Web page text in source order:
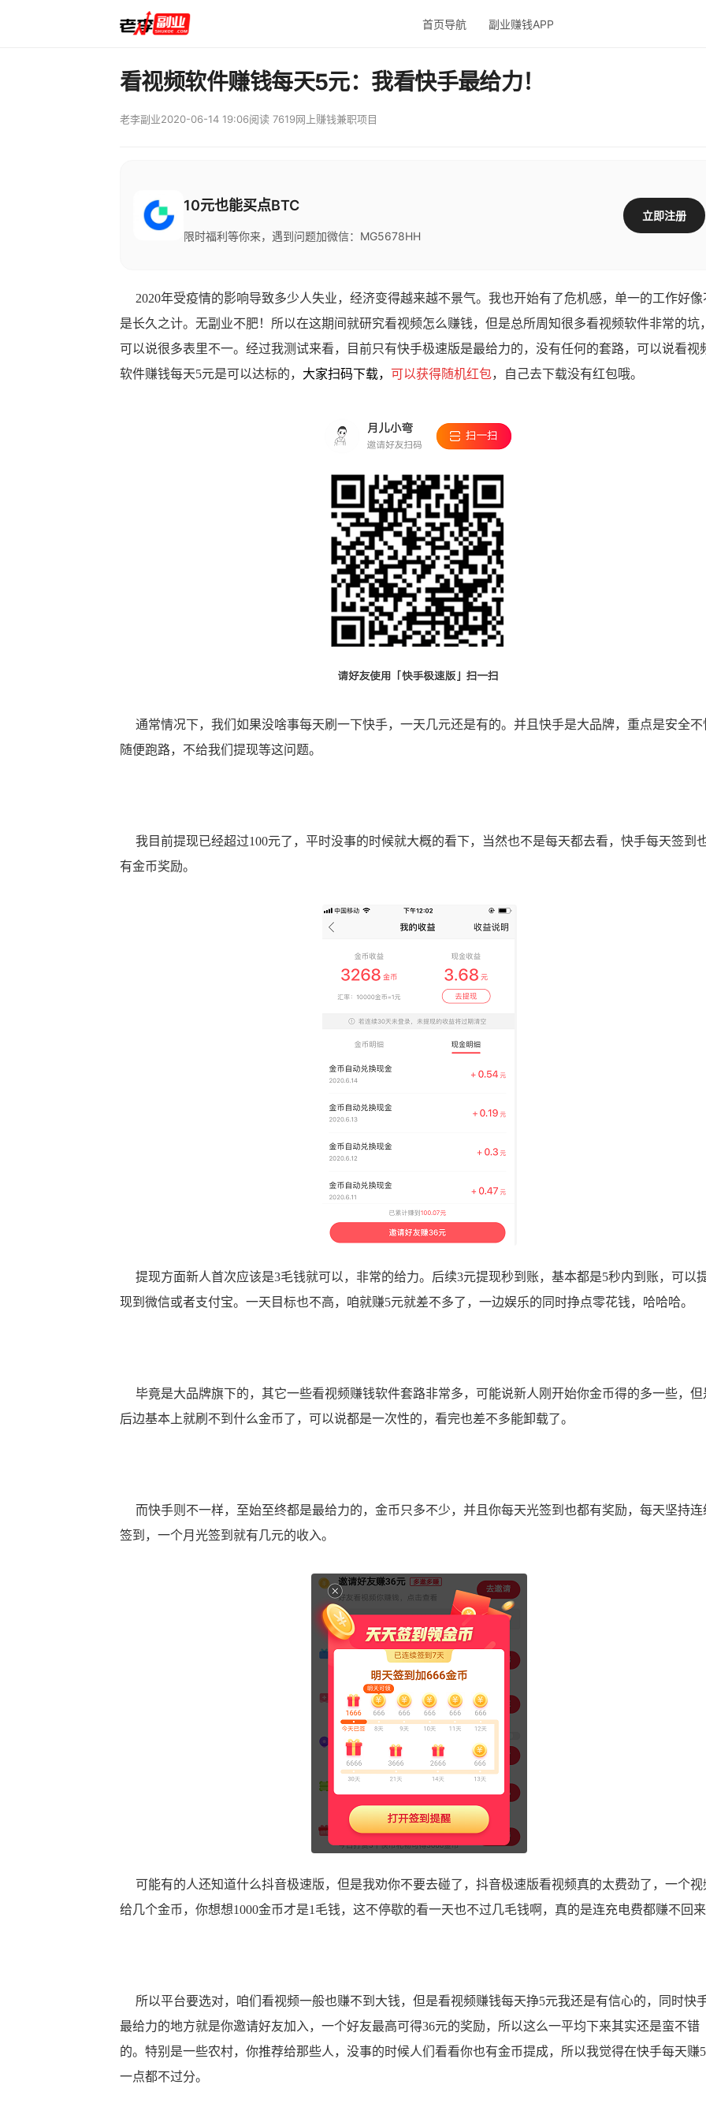
首页导航 副业赚钱APP
看视频软件赚钱每天5元：我看快手最给力！
老李副业2020-06-14 19:06阅读 7619网上赚钱兼职项目
10元也能买点BTC
限时福利等你来，遇到问题加微信：MG5678HH
立即注册
2020年受疫情的影响导致多少人失业，经济变得越来越不景气。我也开始有了危机感，单一的工作好像
是长久之计。无副业不肥！所以在这期间就研究看视频怎么赚钱，但是总所周知很多看视频软件非常的坑
可以说很多表里不一。经过我测试来看，目前只有快手极速版是最给力的，没有任何的套路，可以说看视
软件赚钱每天5元是可以达标的， 大家扫码下载， 可以获得随机红包，自己去下载没有红包哦。
通常情况下，我们如果没啥事每天刷一下快手，一天几元还是有的。并且快手是大品牌，重点是安全不
随便跑路，不给我们提现等这问题。
我目前提现已经超过100元了，平时没事的时候就大概的看下，当然也不是每天都去看，快手每天签到
有金币奖励。
提现方面新人首次应该是3毛钱就可以，非常的给力。后续3元提现秒到账，基本都是5秒内到账，可以
现到微信或者支付宝。一天目标也不高，咱就赚5元就差不多了，一边娱乐的同时挣点零花钱，哈哈哈。
毕竟是大品牌旗下的，其它一些看视频赚钱软件套路非常多，可能说新人刚开始你金币得的多一些，但
后边基本上就刷不到什么金币了，可以说都是一次性的，看完也差不多能卸载了。
而快手则不一样，至始至终都是最给力的，金币只多不少，并且你每天光签到也都有奖励，每天坚持连
签到，一个月光签到就有几元的收入。
可能有的人还知道什么抖音极速版，但是我劝你不要去碰了，抖音极速版看视频真的太费劲了，一个视
给几个金币，你想想1000金币才是1毛钱，这不停歇的看一天也不过几毛钱啊，真的是连充电费都赚不回
所以平台要选对，咱们看视频一般也赚不到大钱，但是看视频赚钱每天挣5元我还是有信心的，同时快
最给力的地方就是你邀请好友加入，一个好友最高可得36元的奖励，所以这么一平均下来其实还是蛮不错
的。特别是一些农村，你推荐给那些人，没事的时候人们看看你也有金币提成，所以我觉得在快手每天赚
一点都不过分。